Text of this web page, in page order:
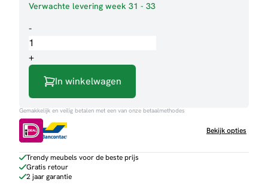
Verwachte levering week 31 - 33
-Bijzettafel
Amanda
aantal
+
In winkelwagen
Gemakkelijk en veilig betalen met een van onze betaalmethodes
Bekijk opties
Trendy meubels voor de beste prijs
Gratis retour
2 jaar garantie